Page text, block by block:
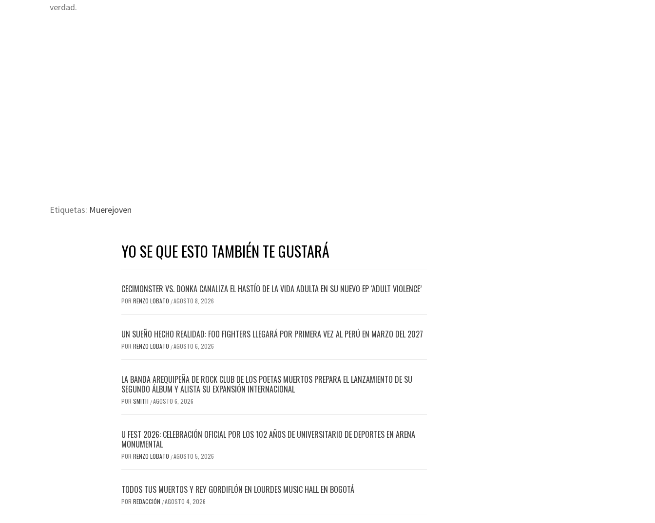
verdad.
Etiquetas: Muerejoven
YO SE QUE ESTO TAMBIÉN TE GUSTARÁ
CECIMONSTER VS. DONKA CANALIZA EL HASTÍO DE LA VIDA ADULTA EN SU NUEVO EP ‘ADULT VIOLENCE’
POR RENZO LOBATO /AGOSTO 8, 2026
UN SUEÑO HECHO REALIDAD: FOO FIGHTERS LLEGARÁ POR PRIMERA VEZ AL PERÚ EN MARZO DEL 2027
POR RENZO LOBATO /AGOSTO 6, 2026
LA BANDA AREQUIPEÑA DE ROCK CLUB DE LOS POETAS MUERTOS PREPARA EL LANZAMIENTO DE SU
SEGUNDO ÁLBUM Y ALISTA SU EXPANSIÓN INTERNACIONAL
POR SMITH /AGOSTO 6, 2026
U FEST 2026: CELEBRACIÓN OFICIAL POR LOS 102 AÑOS DE UNIVERSITARIO DE DEPORTES EN ARENA
MONUMENTAL
POR RENZO LOBATO /AGOSTO 5, 2026
TODOS TUS MUERTOS Y REY GORDIFLÓN EN LOURDES MUSIC HALL EN BOGOTÁ
POR REDACCIÓN /AGOSTO 4, 2026